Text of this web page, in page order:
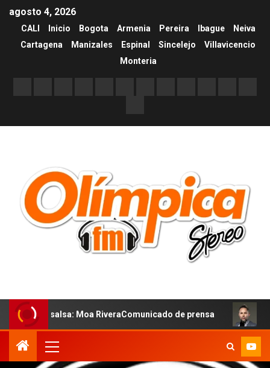
agosto 4, 2026
CALI Inicio Bogota Armenia Pereira Ibague
Neiva
Cartagena
Manizales Espinal Sincelejo
Villavicencio
Monteria
Moa RiveraComunicado de prensa MARCOS